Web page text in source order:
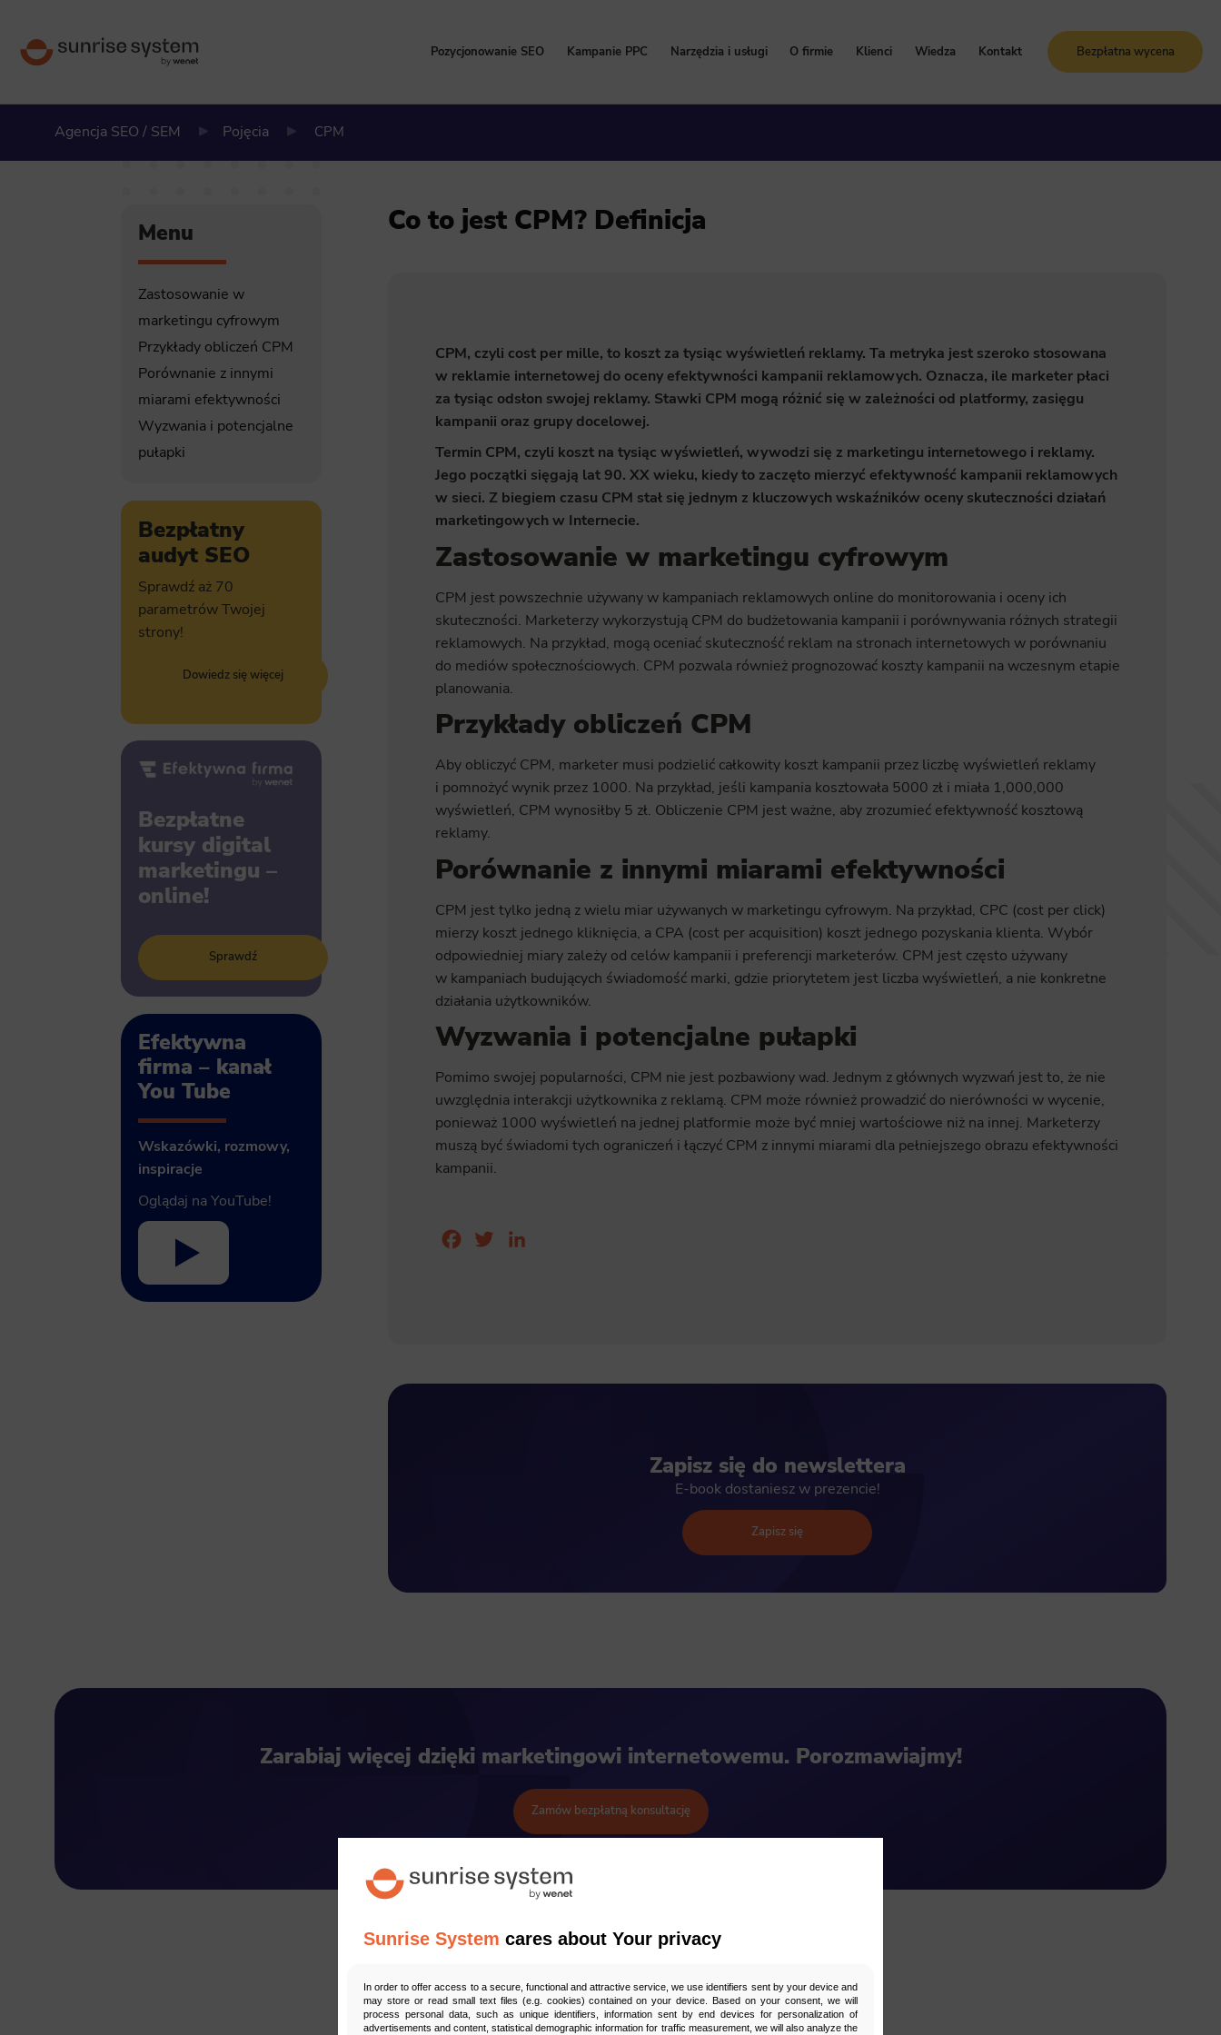
Sunrise System cares about Your privacy
In order to offer access to a secure, functional and attractive service, we use identifiers sent by your device and
may store or read small text files (e.g. cookies) contained on your device. Based on your consent, we will
process personal data, such as unique identifiers, information sent by end devices for personalization of
advertisements and content, statistical demographic information for traffic measurement, we will also analyze the
Pozycjonowanie SEO
Pozycjonowanie sklepów internetowych
Kampanie PPC
Kampanie TikTok Ads
Narzędzia i usługi
Program Partnerski
O firmie Klienci Wiedza Kontakt Bezpłatna wycena
Agencja SEO / SEM Pojęcia CPM
Menu
Zastosowanie w
marketingu cyfrowym
Przykłady obliczeń CPM
Porównanie z innymi
miarami efektywności
Wyzwania i potencjalne
pułapki
Bezpłatny
audyt SEO
Sprawdź aż 70
parametrów Twojej
strony!
Dowiedz się więcej
Bezpłatne
kursy digital
marketingu –
online!
Sprawdź
Efektywna
firma – kanał
You Tube
Wskazówki, rozmowy,
inspiracje
Oglądaj na YouTube!
Co to jest CPM? Definicja
CPM, czyli cost per mille, to koszt za tysiąc wyświetleń reklamy. Ta metryka jest szeroko stosowana
w reklamie internetowej do oceny efektywności kampanii reklamowych. Oznacza, ile marketer płaci
za tysiąc odsłon swojej reklamy. Stawki CPM mogą różnić się w zależności od platformy, zasięgu
kampanii oraz grupy docelowej.
Termin CPM, czyli koszt na tysiąc wyświetleń, wywodzi się z marketingu internetowego i reklamy.
Jego początki sięgają lat 90. XX wieku, kiedy to zaczęto mierzyć efektywność kampanii reklamowych
w sieci. Z biegiem czasu CPM stał się jednym z kluczowych wskaźników oceny skuteczności działań
marketingowych w Internecie.
Zastosowanie w marketingu cyfrowym
CPM jest powszechnie używany w kampaniach reklamowych online do monitorowania i oceny ich
skuteczności. Marketerzy wykorzystują CPM do budżetowania kampanii i porównywania różnych strategii
reklamowych. Na przykład, mogą oceniać skuteczność reklam na stronach internetowych w porównaniu
do mediów społecznościowych. CPM pozwala również prognozować koszty kampanii na wczesnym etapie
planowania.
Przykłady obliczeń CPM
Aby obliczyć CPM, marketer musi podzielić całkowity koszt kampanii przez liczbę wyświetleń reklamy
i pomnożyć wynik przez 1000. Na przykład, jeśli kampania kosztowała 5000 zł i miała 1,000,000
wyświetleń, CPM wynosiłby 5 zł. Obliczenie CPM jest ważne, aby zrozumieć efektywność kosztową
reklamy.
Porównanie z innymi miarami efektywności
CPM jest tylko jedną z wielu miar używanych w marketingu cyfrowym. Na przykład, CPC (cost per click)
mierzy koszt jednego kliknięcia, a CPA (cost per acquisition) koszt jednego pozyskania klienta. Wybór
odpowiedniej miary zależy od celów kampanii i preferencji marketerów. CPM jest często używany
w kampaniach budujących świadomość marki, gdzie priorytetem jest liczba wyświetleń, a nie konkretne
działania użytkowników.
Wyzwania i potencjalne pułapki
Pomimo swojej popularności, CPM nie jest pozbawiony wad. Jednym z głównych wyzwań jest to, że nie
uwzględnia interakcji użytkownika z reklamą. CPM może również prowadzić do nierówności w wycenie,
ponieważ 1000 wyświetleń na jednej platformie może być mniej wartościowe niż na innej. Marketerzy
muszą być świadomi tych ograniczeń i łączyć CPM z innymi miarami dla pełniejszego obrazu efektywności
kampanii.
Facebook
Twitter
Zapisz się do newslettera
E-book dostaniesz w prezencie!
Zapisz się
Zarabiaj więcej dzięki marketingowi internetowemu. Porozmawiajmy!
Zamów bezpłatną konsultację